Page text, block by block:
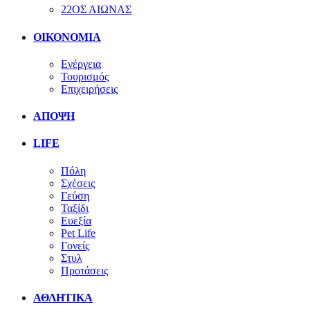
22ΟΣ ΑΙΩΝΑΣ
ΟΙΚΟΝΟΜΙΑ
Ενέργεια
Τουρισμός
Επιχειρήσεις
ΑΠΟΨΗ
LIFE
Πόλη
Σχέσεις
Γεύση
Ταξίδι
Ευεξία
Pet Life
Γονείς
Στυλ
Προτάσεις
ΑΘΛΗΤΙΚΑ